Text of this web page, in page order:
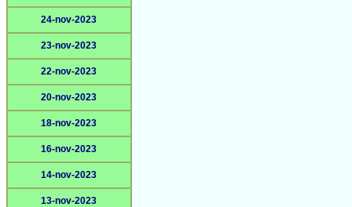
24-nov-2023
23-nov-2023
22-nov-2023
20-nov-2023
18-nov-2023
16-nov-2023
14-nov-2023
13-nov-2023